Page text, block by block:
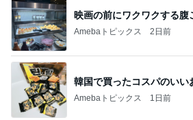
映画の前にワクワクする腹
Amebaトピックス 2日前
韓国で買ったコスパのいい
Amebaトピックス 1日前